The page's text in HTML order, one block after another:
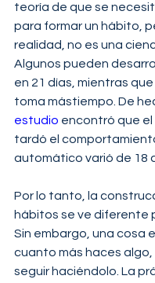
teoría de que se
para formar un hábito,
realidad, no es una
Algunos pueden
en 21 días, mientras
toma mástiempo. De
estudio encontró que
tardó el
automático varió de 18
Por lo tanto, la
hábitos se ve diferente
Sin embargo, una cosa
cuanto más haces algo,
seguir haciéndolo. La